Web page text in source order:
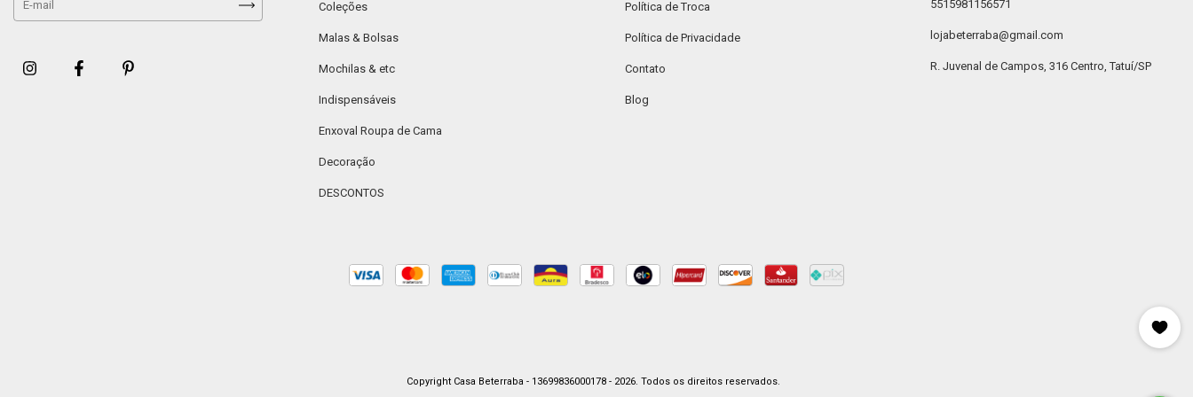
Coleções
Malas & Bolsas
Mochilas & etc
Indispensáveis
Enxoval Roupa de Cama
Decoração
DESCONTOS
Política de Troca
Política de Privacidade
Contato
Blog
5515981156571
lojabeterraba@gmail.com
R. Juvenal de Campos, 316 Centro, Tatuí/SP
Copyright Casa Beterraba - 13699836000178 - 2026. Todos os direitos reservados.